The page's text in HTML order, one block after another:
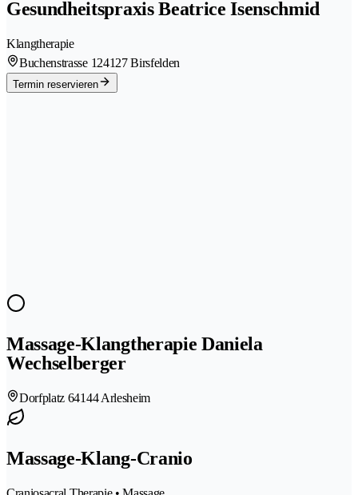
Gesundheitspraxis Beatrice Isenschmid
Klangtherapie
Buchenstrasse 124127 Birsfelden
Termin reservieren
Massage-Klangtherapie Daniela
Wechselberger
Dorfplatz 64144 Arlesheim
Massage-Klang-Cranio